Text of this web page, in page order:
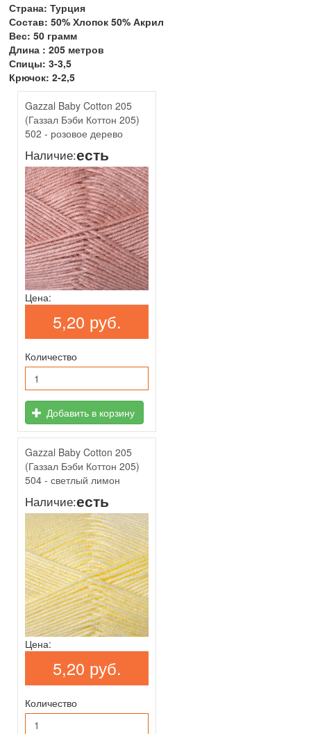
Страна: Турция
Состав: 50% Хлопок 50% Акрил
Вес: 50 грамм
Длина : 205 метров
Спицы: 3-3,5
Крючок: 2-2,5
Gazzal Baby Cotton 205
(Газзал Бэби Коттон 205)
502 - розовое дерево
Наличие:есть
Цена:
5,20 руб.
Количество
Добавить в корзину
Gazzal Baby Cotton 205
(Газзал Бэби Коттон 205)
504 - светлый лимон
Наличие:есть
Цена:
5,20 руб.
Количество